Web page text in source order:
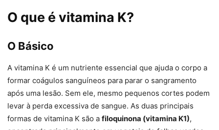
O que é vitamina K?
O Básico
A vitamina K é um nutriente essencial que ajuda o corpo a
formar coágulos sanguíneos para parar o sangramento
após uma lesão. Sem ele, mesmo pequenos cortes podem
levar à perda excessiva de sangue. As duas principais
formas de vitamina K são a filoquinona (vitamina K1),